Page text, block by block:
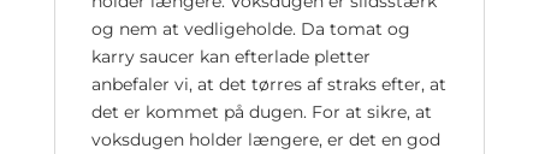
og nem at vedligeholde. Da tomat og
karry saucer kan efterlade pletter
anbefaler vi, at det tørres af straks efter, at
det er kommet på dugen. For at sikre, at
voksdugen holder længere, er det en god